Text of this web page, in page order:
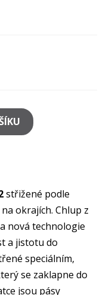
střižené podle
okrajích. Chlup z
a nová technologie
a jistotu do
speciálním,
se zaklapne do
jsou pásy